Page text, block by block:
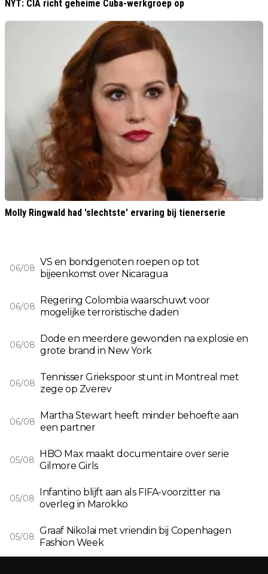
NYT: CIA richt geheime Cuba-werkgroep op
Molly Ringwald had 'slechtste' ervaring bij tienerserie
06/08
VS en bondgenoten roepen op tot
bijeenkomst over Nicaragua
06/08
Regering Colombia waarschuwt voor
mogelijke terroristische daden
06/08
Dode en meerdere gewonden na explosie en
grote brand in New York
06/08
Tennisser Griekspoor stunt in Montreal met
zege op Zverev
06/08
Martha Stewart heeft minder behoefte aan
een partner
05/08
HBO Max maakt documentaire over serie
Gilmore Girls
05/08
Infantino blijft aan als FIFA-voorzitter na
overleg in Marokko
05/08
Graaf Nikolai met vriendin bij Copenhagen
Fashion Week